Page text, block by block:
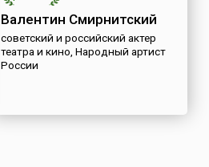
Валентин Смирнитский
советский и российский актер
театра и кино, Народный артист
России